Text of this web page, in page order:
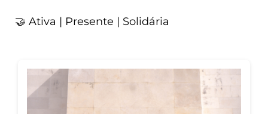
🤝 Ativa | Presente | Solidária